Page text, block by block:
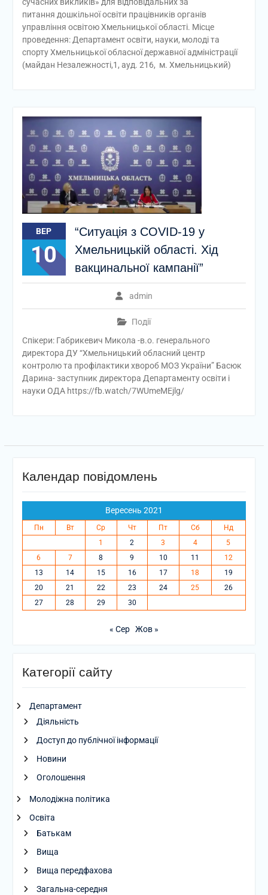
питання дошкільної освіти працівників органів
управління освітою Хмельницької області. Місце
проведення: Департамент освіти, науки, молоді та
спорту Хмельницької обласної державної адміністрації
(майдан Незалежності,1, ауд. 216, м. Хмельницький)
ВЕР
10
“Ситуація з COVID-19 у
Хмельницькій області. Хід
вакцинальної кампанії”
admin
Події
Спікери: Габрикевич Микола -в.о. генерального
директора ДУ “Хмельницький обласний центр
контролю та профілактики хвороб МОЗ України” Басюк
Дарина- заступник директора Департаменту освіти і
науки ОДА https://fb.watch/7WUmeMEjlg/
Календар повідомлень
Вересень 2021
Пн Вт Ср Чт Пт Сб
Нд
1
2 3 4
5
6
7 8 9 10 11
12
13
14 15 16 17 18
19
20
21 22 23 24 25
26
27
28 29 30
« Сер Жов »
Категорії сайту
Департамент
Діяльність
Доступ до публічної інформації
Новини
Оголошення
Молодіжна політика
Освіта
Батькам
Вища
Вища передфахова
Загальна-середня